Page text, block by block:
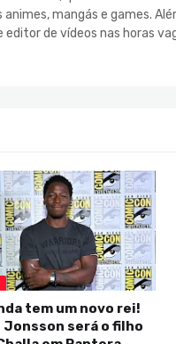
animes, mangás e games.
de vídeos nas horas
tem um novo rei!
Jonsson será o filho